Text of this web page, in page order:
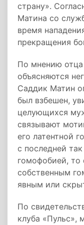
страну».
Матина со
время
прекращения
По мнению
объясняются
Саддик Матин
был взбешен,
целующихся
связывают
его латентной
с последней
гомофобией, то
собственным
явным или
По
клуба «Пульс»,